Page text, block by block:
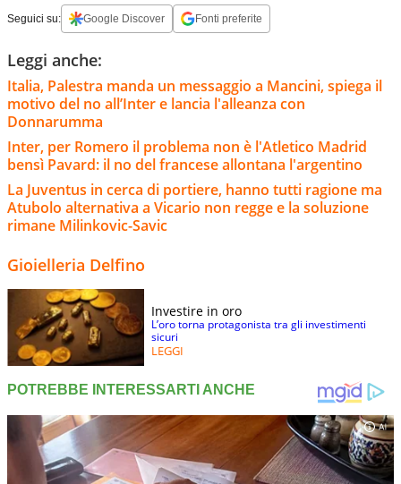
Seguici su: Google Discover Fonti preferite
Leggi anche:
Italia, Palestra manda un messaggio a Mancini, spiega il
motivo del no all’Inter e lancia l'alleanza con
Donnarumma
Inter, per Romero il problema non è l'Atletico Madrid
bensì Pavard: il no del francese allontana l'argentino
La Juventus in cerca di portiere, hanno tutti ragione ma
Atubolo alternativa a Vicario non regge e la soluzione
rimane Milinkovic-Savic
Gioielleria Delfino
Investire in oro
L’oro torna protagonista tra gli investimenti
sicuri
LEGGI